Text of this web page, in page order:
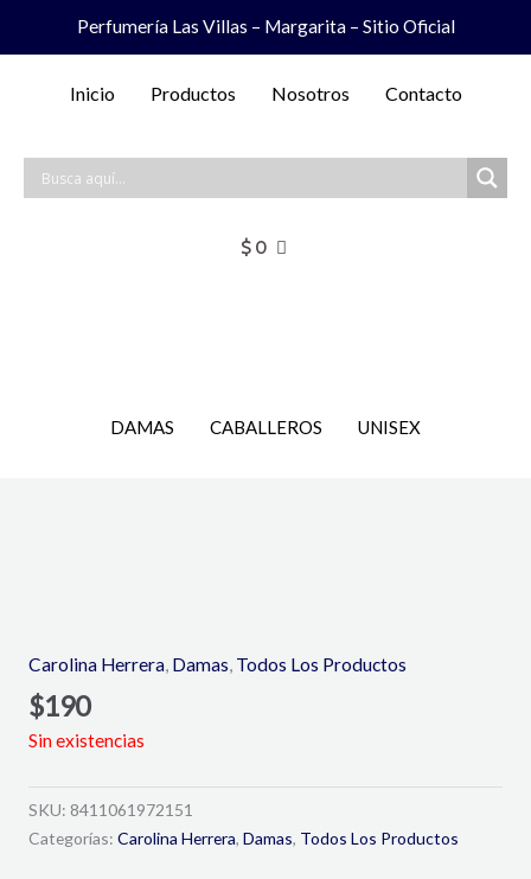
Perfumería Las Villas – Margarita – Sitio Oficial
Inicio Productos Nosotros Contacto
$ 0
DAMAS CABALLEROS UNISEX
Carolina Herrera, Damas Todos Los Productos
$190
Sin existencias
SKU: 8411061972151
Categorías: Carolina Herrera, Damas, Todos Los Productos